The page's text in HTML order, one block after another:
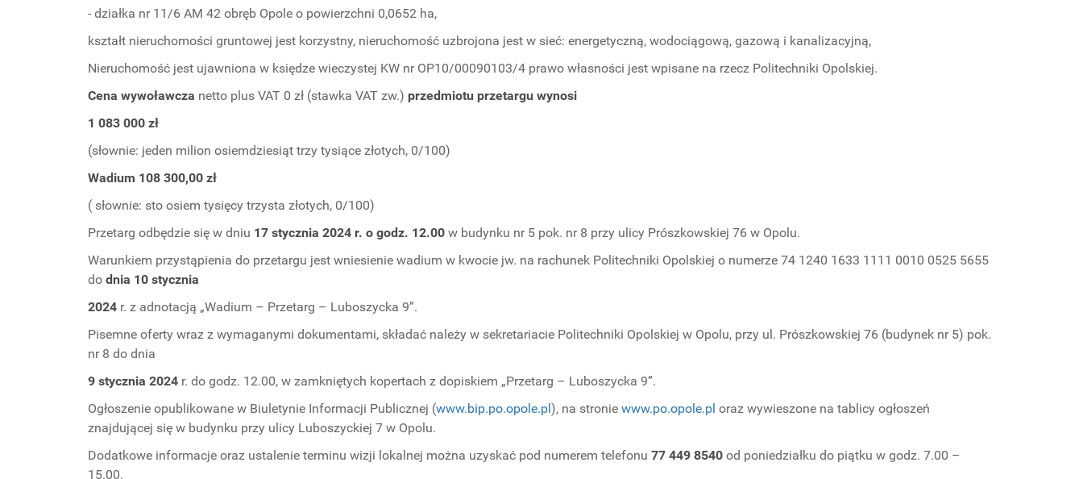
- działka nr 11/6 AM 42 obręb Opole o powierzchni 0,0652 ha,
kształt nieruchomości gruntowej jest korzystny, nieruchomość uzbrojona jest w sieć: energetyczną, wodociągową, gazową i kanalizacyjną,
Nieruchomość jest ujawniona w księdze wieczystej KW nr OP10/00090103/4 prawo własności jest wpisane na rzecz Politechniki Opolskiej.
Cena wywoławcza netto plus VAT 0 zł (stawka VAT zw.) przedmiotu przetargu wynosi
1 083 000 zł
(słownie: jeden milion osiemdziesiąt trzy tysiące złotych, 0/100)
Wadium 108 300,00 zł
( słownie: sto osiem tysięcy trzysta złotych, 0/100)
Przetarg odbędzie się w dniu 17 stycznia 2024 r. o godz. 12.00 w budynku nr 5 pok. nr 8 przy ulicy Prószkowskiej 76 w Opolu.
Warunkiem przystąpienia do przetargu jest wniesienie wadium w kwocie jw. na rachunek Politechniki Opolskiej o numerze 74 1240 1633 1111 0010 0525 5655
do dnia 10 stycznia
2024 r. z adnotacją „Wadium – Przetarg – Luboszycka 9”.
Pisemne oferty wraz z wymaganymi dokumentami, składać należy w sekretariacie Politechniki Opolskiej w Opolu, przy ul. Prószkowskiej 76 (budynek nr 5) pok.
nr 8 do dnia
9 stycznia 2024 r. do godz. 12.00, w zamkniętych kopertach z dopiskiem „Przetarg – Luboszycka 9”.
Ogłoszenie opublikowane w Biuletynie Informacji Publicznej (www.bip.po.opole.pl ), na stronie www.po.opole.pl oraz wywieszone na tablicy ogłoszeń
znajdującej się w budynku przy ulicy Luboszyckiej 7 w Opolu.
Dodatkowe informacje oraz ustalenie terminu wizji lokalnej można uzyskać pod numerem telefonu 77 449 8540 od poniedziałku do piątku w godz. 7.00 –
15.00.